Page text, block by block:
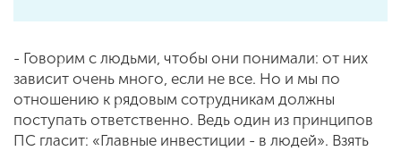
- Говорим с людьми, чтобы они понимали: от них
зависит очень много, если не все. Но и мы по
отношению к рядовым сотрудникам должны
поступать ответственно. Ведь один из принципов
ПС гласит: «Главные инвестиции - в людей». Взять